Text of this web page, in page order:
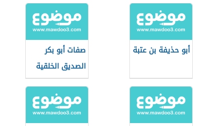
أبو حذيفة بن عتبة
صفات أبو بكر
الصديق الخلقية